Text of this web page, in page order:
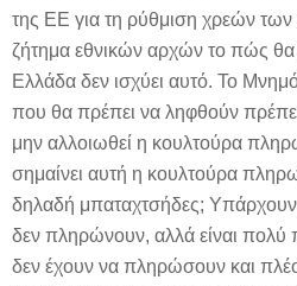
της ΕΕ για τη ρύθμιση χρεών των
ζήτημα εθνικών αρχών το πώς θα
Ελλάδα δεν ισχύει αυτό. Το
που θα πρέπει να ληφθούν
μην αλλοιωθεί η κουλτούρα
σημαίνει αυτή η κουλτούρα
δηλαδή μπαταχτσήδες; Υπάρχουν
δεν πληρώνουν, αλλά είναι πολύ
δεν έχουν να πληρώσουν και